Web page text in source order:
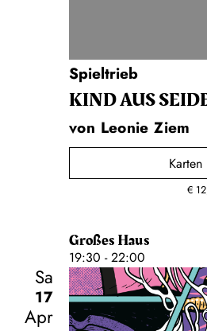
Spieltrieb
KIND AUS
von Leonie Ziem
Karten
€
Großes Haus
19:30 - 22:00
Sa
17
Apr